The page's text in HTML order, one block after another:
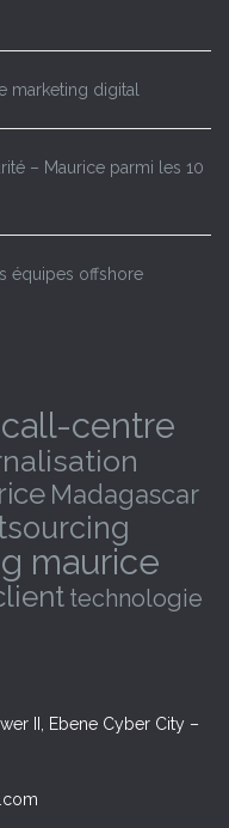
marketing digital
– Maurice parmi les 10
équipes offshore
call-centre
Madagascar
maurice
technologie
II, Ebene Cyber City –